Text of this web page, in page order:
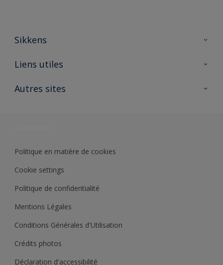
Sikkens
A propos de Sikkens
Liens utiles
Ouvrir un magasin PASS
Autres sites
Politique en matière de cookies
Cookie settings
Politique de confidentialité
Mentions Légales
Conditions Générales d'Utilisation
Crédits photos
Déclaration d'accessibilité